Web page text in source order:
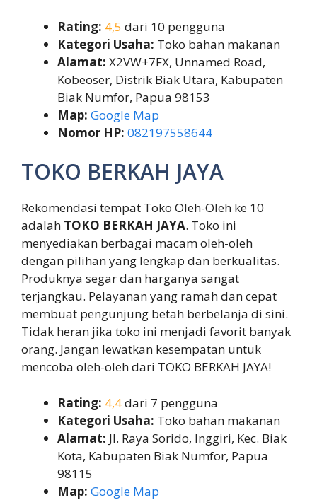
Rating: 4,5 dari 10 pengguna
Kategori Usaha: Toko bahan makanan
Alamat: X2VW+7FX, Unnamed Road,
Kobeoser, Distrik Biak Utara, Kabupaten
Biak Numfor, Papua 98153
Map: Google Map
Nomor HP: 082197558644
TOKO BERKAH JAYA
Rekomendasi tempat Toko Oleh-Oleh ke 10
adalah TOKO BERKAH JAYA. Toko ini
menyediakan berbagai macam oleh-oleh
dengan pilihan yang lengkap dan berkualitas.
Produknya segar dan harganya sangat
terjangkau. Pelayanan yang ramah dan cepat
membuat pengunjung betah berbelanja di sini.
Tidak heran jika toko ini menjadi favorit banyak
orang. Jangan lewatkan kesempatan untuk
mencoba oleh-oleh dari TOKO BERKAH JAYA!
Rating: 4,4dari 7 pengguna
Kategori Usaha: Toko bahan makanan
Alamat: Jl. Raya Sorido, Inggiri, Kec. Biak
Kota, Kabupaten Biak Numfor, Papua
98115
Map: Google Map